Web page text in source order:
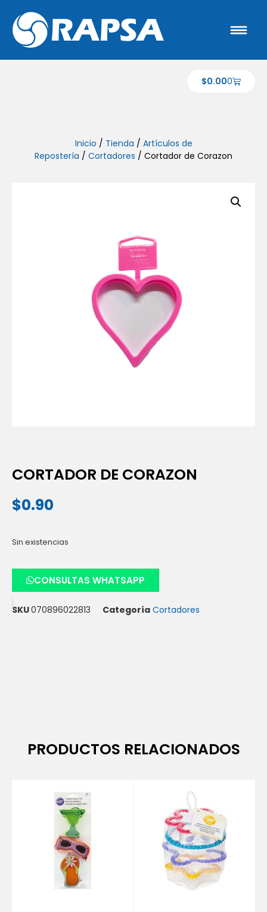
$0.000
Inicio / Tienda / Artículos de
Repostería / Cortadores / Cortador de Corazon
CORTADOR DE CORAZON
$0.90
Sin existencias
CONSULTAS WHATSAPP
SKU070896022813 Categoría Cortadores
PRODUCTOS RELACIONADOS